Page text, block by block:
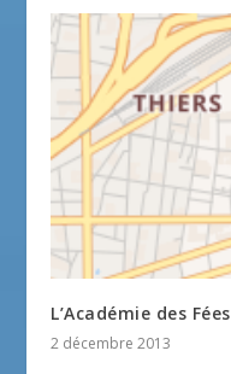
L’Académie des Fées
2 décembre 2013